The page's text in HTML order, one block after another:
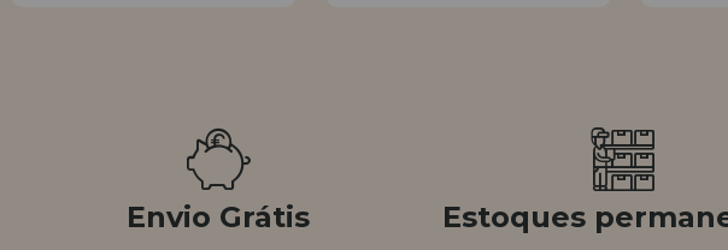
Envio Grátis Estoques